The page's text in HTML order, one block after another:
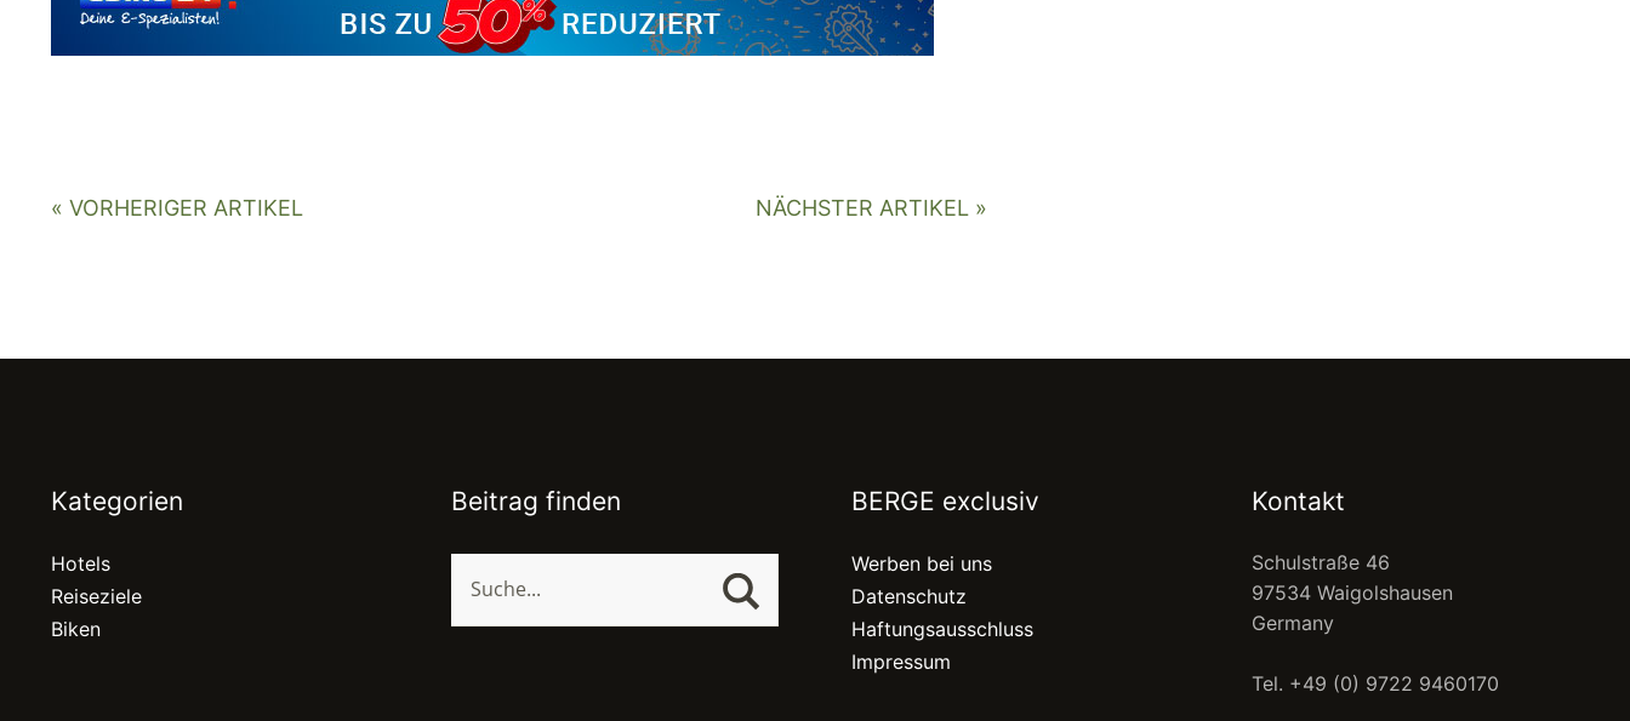
NÄCHSTER ARTIKEL »
« VORHERIGER ARTIKEL
Kategorien
Hotels
Reiseziele
Biken
Beitrag finden BERGE exclusiv
Werben bei uns
Datenschutz
Haftungsausschluss
Impressum
Kontakt
Schulstraße 46
97534 Waigolshausen
Germany
Tel. +49 (0) 9722 9460170